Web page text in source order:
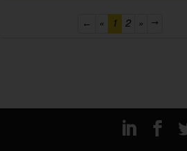
← « 1(current)
2 » →